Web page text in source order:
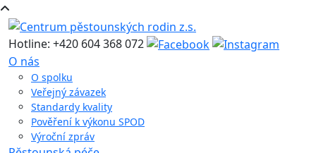
Hotline: +420 604 368 072
O nás
O spolku
Veřejný závazek
Standardy kvality
Pověření k výkonu SPOD
Výroční zpráv